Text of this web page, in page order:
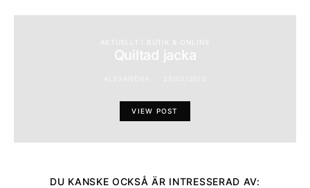
AKTUELLT I BUTIK & ONLINE
Quiltad jacka
VIEW POST
DU KANSKE OCKSÅ ÄR INTRESSERAD AV: